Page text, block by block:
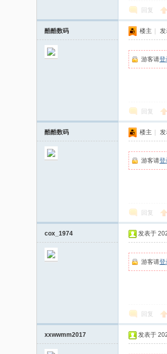
回复
酷酷数码 楼主
游客请登
回复
酷酷数码 楼主
游客请登
回复
cox_1974 发表于
游客请登
回复
xxwwmm2017 发表于